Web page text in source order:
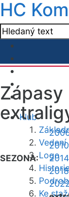
HC
Klub
Logo
Ke
Zápasy
SEZONA: